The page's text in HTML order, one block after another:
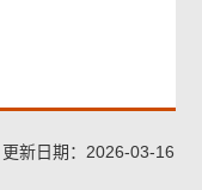
更新日期：2026-03-16